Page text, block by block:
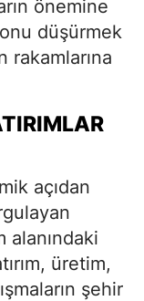
önemine
düşürmek
açıdan
alanındaki
üretim,
şehir